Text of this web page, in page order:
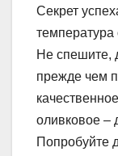
Секрет
Не спешите,
прежде чем
оливковое –
Попробуйте